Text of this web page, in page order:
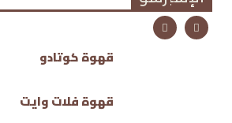
قهوة كوتادو
قهوة فلات وايت